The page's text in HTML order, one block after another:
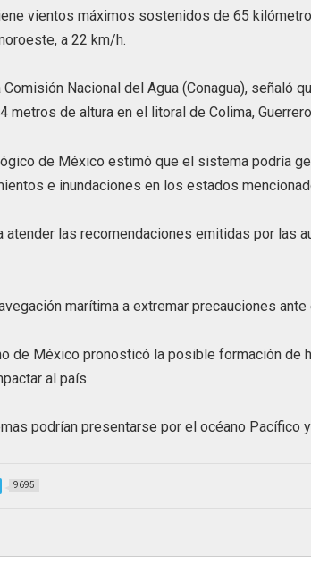
vientos máximos sostenidos de 65
a 22 km/h.
Nacional del Agua (Conagua), señaló
metros de altura en el litoral de Colima,
de México estimó que el sistema podría
e inundaciones en los estados
atender las recomendaciones emitidas por las
marítima a extremar precauciones
de México pronosticó la posible formación de
al país.
podrían presentarse por el océano Pacífico
9695